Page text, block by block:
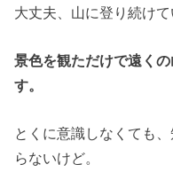
大丈夫、山に登り続け
景色を観ただけで遠く
す。
とくに意識しなくても
らないけど。